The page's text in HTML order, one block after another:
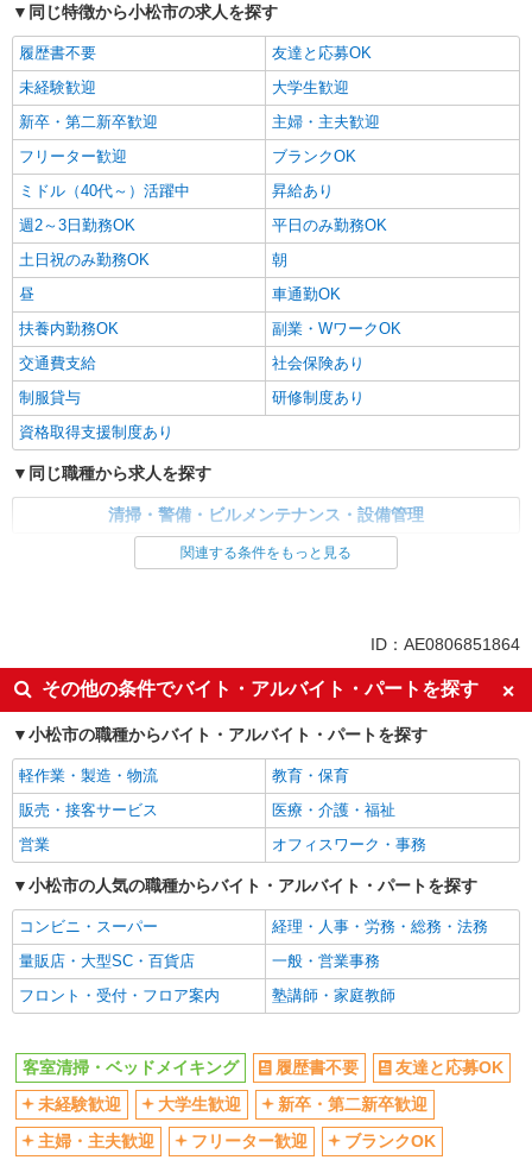
同じ特徴から小松市の求人を探す
履歴書不要
友達と応募OK
未経験歓迎
大学生歓迎
新卒・第二新卒歓迎
主婦・主夫歓迎
フリーター歓迎
ブランクOK
ミドル（40代～）活躍中
昇給あり
週2～3日勤務OK
平日のみ勤務OK
土日祝のみ勤務OK
朝
昼
車通勤OK
扶養内勤務OK
副業・WワークOK
交通費支給
社会保険あり
制服貸与
研修制度あり
資格取得支援制度あり
同じ職種から求人を探す
清掃・警備・ビルメンテナンス・設備管理
同じ特徴から求人を探す
車通勤OK
扶養内勤務OK
副業・WワークOK
交通費支給
社会保険あり
関連する条件をもっと見る
ID：AE0806851864
その他の条件でバイト・アルバイト・パートを探す
小松市の職種からバイト・アルバイト・パートを探す
軽作業・製造・物流
教育・保育
販売・接客サービス
医療・介護・福祉
営業
オフィスワーク・事務
小松市の人気の職種からバイト・アルバイト・パートを探す
コンビニ・スーパー
経理・人事・労務・総務・法務
量販店・大型SC・百貨店
一般・営業事務
フロント・受付・フロア案内
塾講師・家庭教師
客室清掃・ベッドメイキング 履歴書不要
友達と応募OK
未経験歓迎
大学生歓迎
新卒・第二新卒歓迎
主婦・主夫歓迎
フリーター歓迎
ブランクOK